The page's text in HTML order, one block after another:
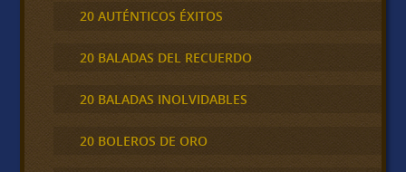
20 AUTÉNTICOS ÉXITOS
20 BALADAS DEL RECUERDO
20 BALADAS INOLVIDABLES
20 BOLEROS DE ORO